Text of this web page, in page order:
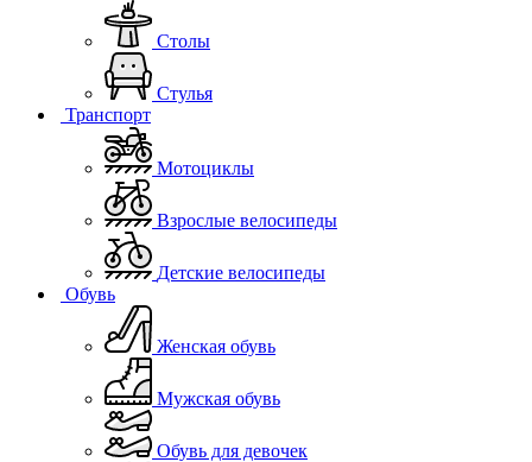
Столы
Стулья
Транспорт
Мотоциклы
Взрослые велосипеды
Детские велосипеды
Обувь
Женская обувь
Мужская обувь
Обувь для девочек